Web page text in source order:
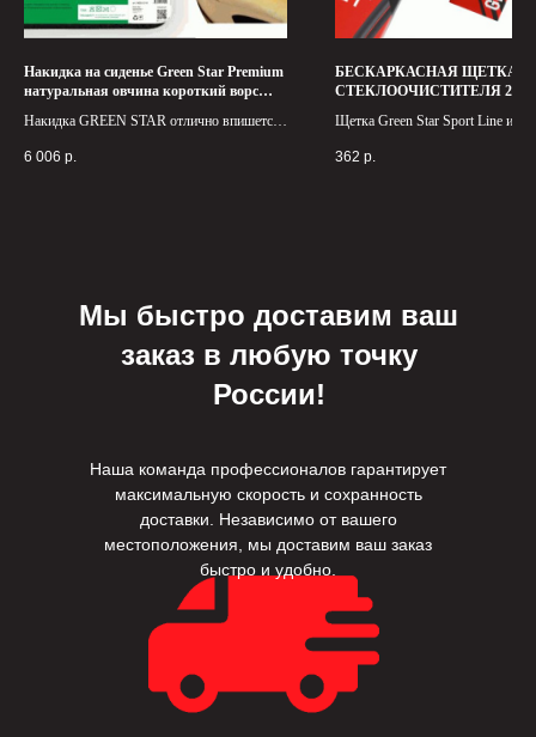
Накидка на сиденье Green Star Premium
натуральная овчина короткий ворс
Накидка GREEN STAR отлично впишется
Вам комфорт и сухое, полезное тепло.
6 006 р.
БЕСКАРКАСНАЯ ЩЕТКА
СТЕКЛООЧИСТИТЕЛЯ 21"
Щетка Green Star Sport Line
низких температур и в сильном
362 р.
Мы быстро доставим ваш
заказ в любую точку
России!
Наша команда профессионалов гарантирует
максимальную скорость и сохранность
доставки. Независимо от вашего
местоположения, мы доставим ваш заказ
быстро и удобно.